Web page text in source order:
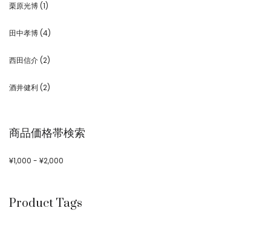
栗原光博 (1)
田中孝博 (4)
西田信介 (2)
酒井健利 (2)
商品価格帯検索
¥1,000 - ¥2,000
Product Tags